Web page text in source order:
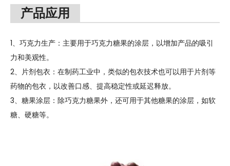
产品应用
1、巧克力生产：主要用于巧克力糖果的涂层，以增加产品的吸引
力和美观性。
2、片剂包衣：在制药工业中，类似的包衣技术也可以用于片剂等
药物的包衣，以改善口感、提高稳定性或延迟释放。
3、糖果涂层：除巧克力糖果外，还可用于其他糖果的涂层，如软
糖、硬糖等。